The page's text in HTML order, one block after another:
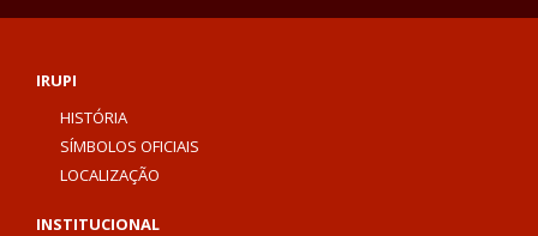
IRUPI
HISTÓRIA
SÍMBOLOS OFICIAIS
LOCALIZAÇÃO
INSTITUCIONAL